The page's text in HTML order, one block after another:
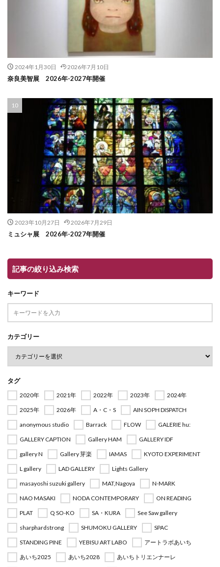
2024年1月30日 2026年7月10日
奈良美智展 2026年-2027年開催
2023年10月27日 2026年7月29日
ミュシャ展 2026年-2027年開催
記事の絞り込み検索
キーワード
カテゴリー
タグ
2020年 2021年 2022年 2023年
2024年
2025年
2026年 A・C・S
AIN SOPH DISPATCH
anonymous studio
Barrack FLOW
GALERIE hu:
GALLERY CAPTION
Gallery HAM
GALLERY IDF
gallery N
Gallery 芽楽 IAMAS
KYOTO EXPERIMENT
L gallery
LAD GALLERY
Lights Gallery
masayoshi suzuki gallery
MAT,Nagoya
N-MARK
NAO MASAKI
NODA CONTEMPORARY
ON READING
PLAT
Q SO-KO SA・KURA
See Saw gallery
sharphardstrong
SHUMOKU GALLERY
SPAC
STANDING PINE
YEBISU ART LABO
アートラボあいち
あいち2025
あいち2028
あいちトリエンナーレ